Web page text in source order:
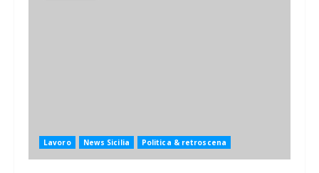
Lavoro News Sicilia Politica & retroscena